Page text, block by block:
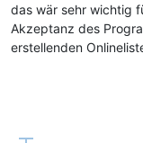
das wär sehr wichtig
Akzeptanz des
erstellenden